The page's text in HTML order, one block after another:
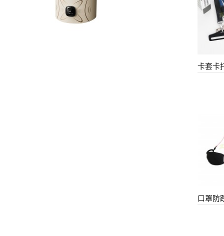
卡套卡
口罩防